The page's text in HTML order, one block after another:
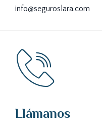
info@seguroslara.com
Llámanos